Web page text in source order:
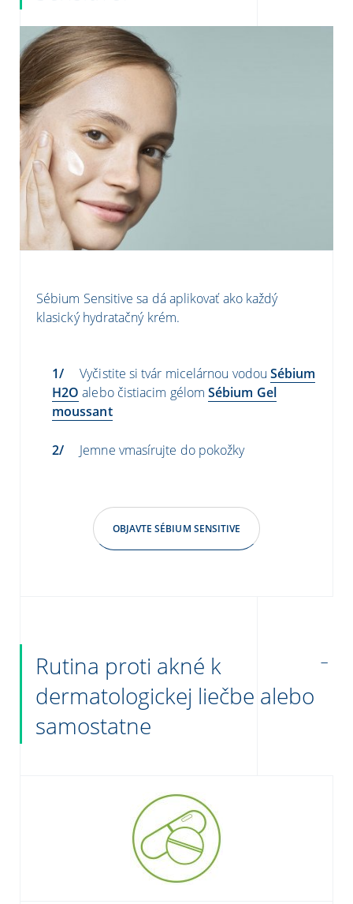
Sébium Sensitive sa dá aplikovať ako každý
klasický hydratačný krém.
Vyčistite si tvár micelárnou vodou Sébium
H2O alebo čistiacim gélomSébium Gel
moussant
Jemne vmasírujte do pokožky
OBJAVTE SÉBIUM SENSITIVE
Rutina proti akné k
dermatologickej liečbe alebo
samostatne